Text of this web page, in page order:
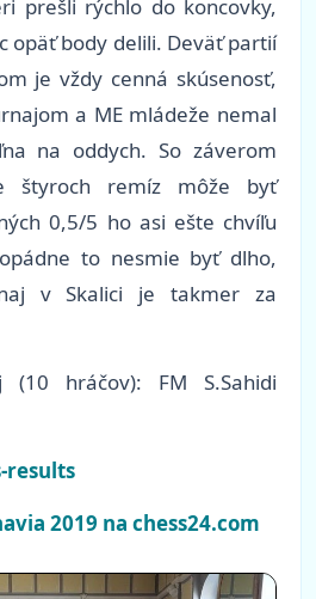
prešli rýchlo do koncovky,
opäť body delili. Deväť partií
je vždy cenná skúsenosť,
a ME mládeže nemal
na oddych. So záverom
štyroch remíz môže byť
0,5/5 ho asi ešte chvíľu
to nesmie byť dlho,
v Skalici je takmer za
(10 hráčov): FM S.Sahidi
results
2019 na chess24.com